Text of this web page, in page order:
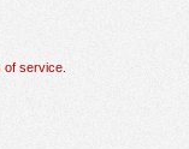
of service.